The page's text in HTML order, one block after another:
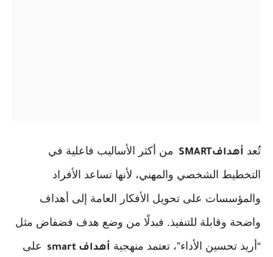
تُعد أهدافSMART من أكثر الأساليب فاعلية في
التخطيط الشخصي والمهني، لأنها تساعد الأفراد
والمؤسسات على تحويل الأفكار العامة إلى أهداف
واضحة وقابلة للتنفيذ. فبدلًا من وضع هدف فضفاض مثل
“أريد تحسين الأداء”، تعتمد منهجية أهداف smart
على